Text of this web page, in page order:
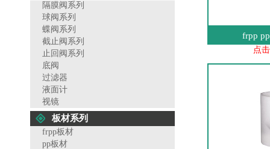
隔膜阀系列
球阀系列
蝶阀系列
截止阀系列
止回阀系列
底阀
过滤器
液面计
视镜
板材系列
frpp板材
pp板材
frpp
点